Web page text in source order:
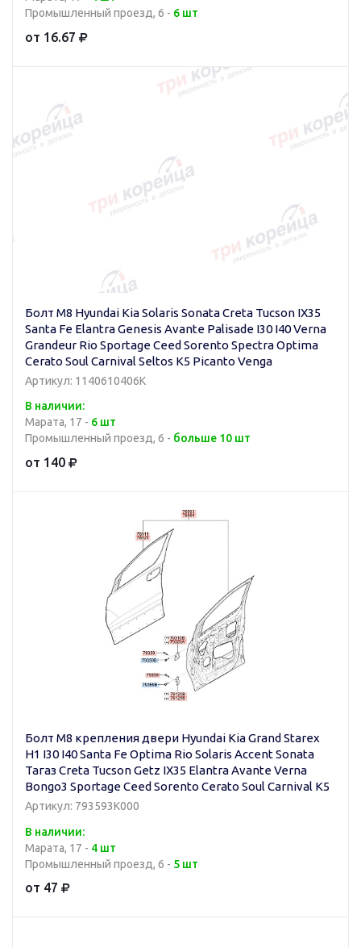
Промышленный проезд, 6 - 6 шт
от 16.67
Болт M8 Hyundai Kia Solaris Sonata Creta Tucson IX35
Santa Fe Elantra Genesis Avante Palisade I30 I40 Verna
Grandeur Rio Sportage Ceed Sorento Spectra Optima
Cerato Soul Carnival Seltos K5 Picanto Venga
Артикул: 1140610406K
В наличии:
Марата, 17 - 6 шт
Промышленный проезд, 6 - больше 10 шт
от 140
Болт M8 крепления двери Hyundai Kia Grand Starex
H1 I30 I40 Santa Fe Optima Rio Solaris Accent Sonata
Тагаз Creta Tucson Getz IX35 Elantra Avante Verna
Bongo3 Sportage Ceed Sorento Cerato Soul Carnival K5
Артикул: 793593K000
В наличии:
Марата, 17 - 4 шт
Промышленный проезд, 6 - 5 шт
от 47